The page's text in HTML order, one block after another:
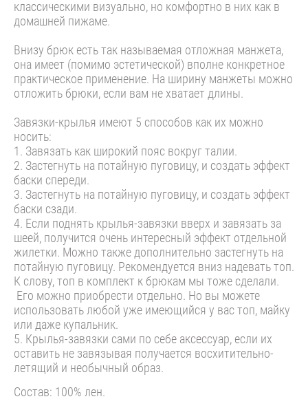
классическими визуально, но комфортно в них как в
домашней пижаме.
Внизу брюк есть так называемая отложная манжета,
она имеет (помимо эстетической) вполне конкретное
практическое применение. На ширину манжеты можно
отложить брюки, если вам не хватает длины.
Завязки-крылья имеют 5 способов как их можно
носить:
1.⁠ ⁠Завязать как широкий пояс вокруг талии.
2.⁠ ⁠Застегнуть на потайную пуговицу, и создать эффект
баски спереди.
3.⁠ ⁠Застегнуть на потайную пуговицу, и создать эффект
баски сзади.
4.⁠ ⁠Если поднять крылья-завязки вверх и завязать за
шеей, получится очень интересный эффект отдельной
жилетки. Можно также дополнительно застегнуть на
потайную пуговицу. Рекомендуется вниз надевать топ.
К слову, топ в комплект к брюкам мы тоже сделали.
Его можно приобрести отдельно. Но вы можете
использовать любой уже имеющийся у вас топ, майку
или даже купальник.
5.⁠ ⁠Крылья-завязки сами по себе аксессуар, если их
оставить не завязывая получается восхитительно-
летящий и необычный образ.
Состав: 100% лен.